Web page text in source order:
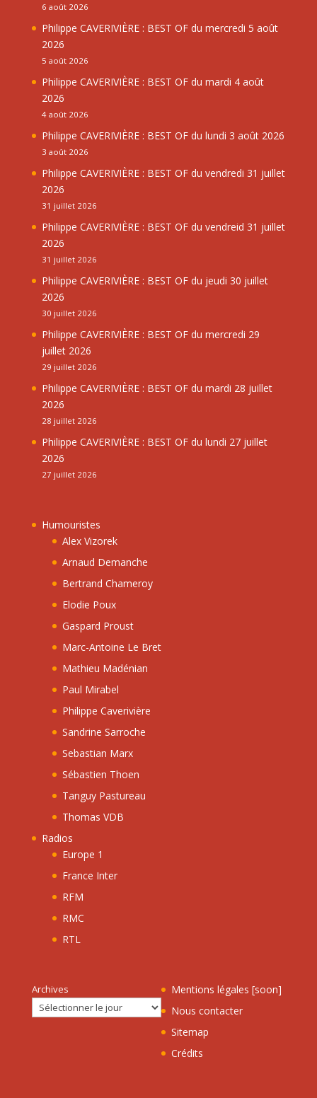
6 août 2026
Philippe CAVERIVIÈRE : BEST OF du mercredi 5 août
2026
5 août 2026
Philippe CAVERIVIÈRE : BEST OF du mardi 4 août
2026
4 août 2026
Philippe CAVERIVIÈRE : BEST OF du lundi 3 août 2026
3 août 2026
Philippe CAVERIVIÈRE : BEST OF du vendredi 31 juillet
2026
31 juillet 2026
Philippe CAVERIVIÈRE : BEST OF du vendreid 31 juillet
2026
31 juillet 2026
Philippe CAVERIVIÈRE : BEST OF du jeudi 30 juillet
2026
30 juillet 2026
Philippe CAVERIVIÈRE : BEST OF du mercredi 29
juillet 2026
29 juillet 2026
Philippe CAVERIVIÈRE : BEST OF du mardi 28 juillet
2026
28 juillet 2026
Philippe CAVERIVIÈRE : BEST OF du lundi 27 juillet
2026
27 juillet 2026
Humouristes
Alex Vizorek
Arnaud Demanche
Bertrand Chameroy
Elodie Poux
Gaspard Proust
Marc-Antoine Le Bret
Mathieu Madénian
Paul Mirabel
Philippe Caverivière
Sandrine Sarroche
Sebastian Marx
Sébastien Thoen
Tanguy Pastureau
Thomas VDB
Radios
Europe 1
France Inter
RFM
RMC
RTL
Archives
Mentions légales [soon]
Nous contacter
Sitemap
Crédits